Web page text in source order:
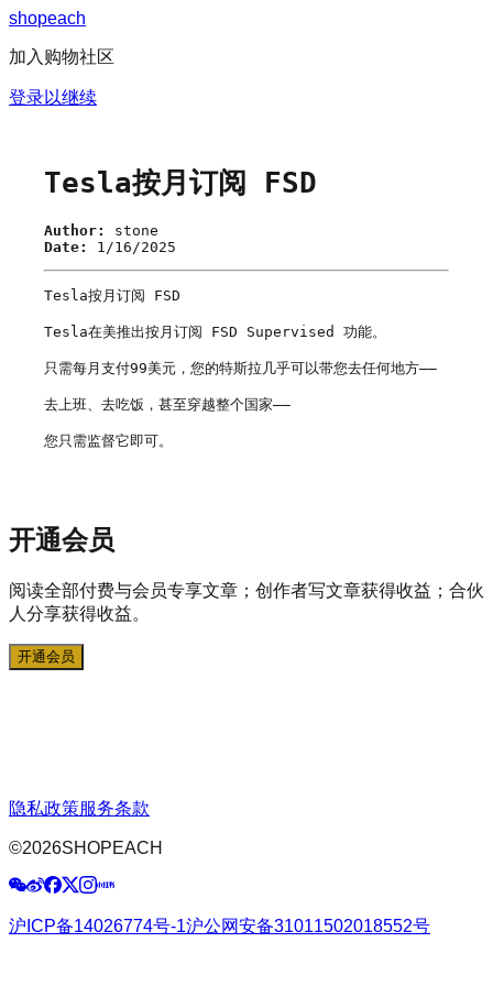
shopeach
加入购物社区
登录以继续
Tesla按月订阅 FSD
Author:
stone
Date:
1/16/2025
Tesla按月订阅 FSD
Tesla在美推出按月订阅 FSD Supervised 功能。
只需每月支付99美元，您的特斯拉几乎可以带您去任何地方——
去上班、去吃饭，甚至穿越整个国家——
您只需监督它即可。
开通会员
阅读全部付费与会员专享文章；创作者写文章获得收益；合伙
人分享获得收益。
开通会员
隐私政策服务条款
©2026SHOPEACH
沪ICP备14026774号-1沪公网安备31011502018552号